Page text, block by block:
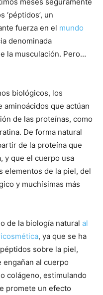
‘péptidos’, un
fuerza en el mundo
denominada
la musculación. Pero…
biológicos, los
aminoácidos que actúan
de las proteínas, como
De forma natural
de la proteína que
y que el cuerpo usa
elementos de la piel, del
y muchísimas más
de la biología natural al
, ya que se ha
sobre la piel,
engañan al cuerpo
colágeno, estimulando
promete un efecto